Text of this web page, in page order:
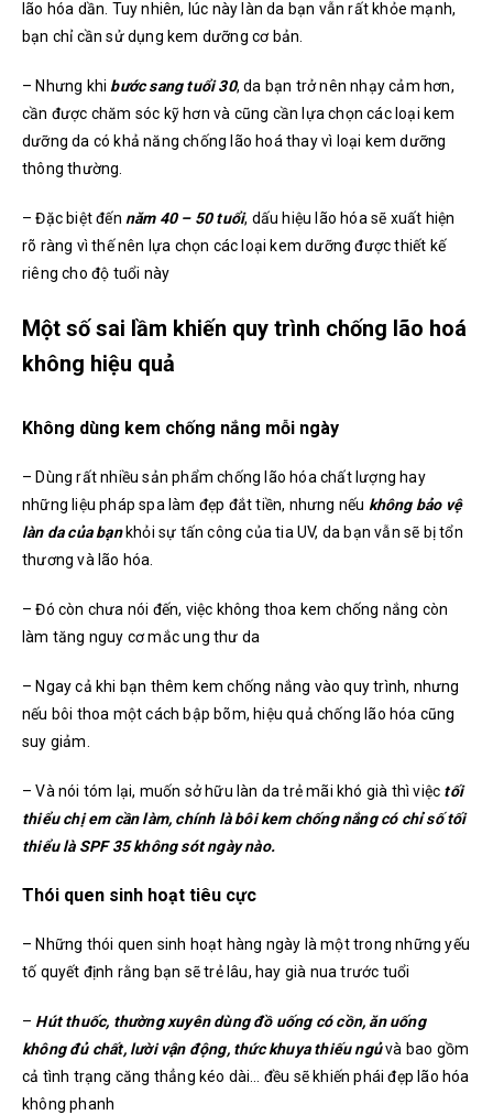
lão hóa dần. Tuy nhiên, lúc này làn da bạn vẫn rất khỏe mạnh,
bạn chỉ cần sử dụng kem dưỡng cơ bản.
– Nhưng khibước sang tuổi 30, da bạn trở nên nhạy cảm hơn,
cần được chăm sóc kỹ hơn và cũng cần lựa chọn các loại kem
dưỡng da có khả năng chống lão hoá thay vì loại kem dưỡng
thông thường.
– Đặc biệt đến năm 40 – 50 tuổi, dấu hiệu lão hóa sẽ xuất hiện
rõ ràng vì thế nên lựa chọn các loại kem dưỡng được thiết kế
riêng cho độ tuổi này
Một số sai lầm khiến quy trình chống lão hoá
không hiệu quả
Không dùng kem chống nắng mỗi ngày
– Dùng rất nhiều sản phẩm chống lão hóa chất lượng hay
những liệu pháp spa làm đẹp đắt tiền, nhưng nếu không bảo vệ
làn da của bạnkhỏi sự tấn công của tia UV, da bạn vẫn sẽ bị tổn
thương và lão hóa.
– Đó còn chưa nói đến, việc không thoa kem chống nắng còn
làm tăng nguy cơ mắc ung thư da
– Ngay cả khi bạn thêm kem chống nắng vào quy trình, nhưng
nếu bôi thoa một cách bập bõm, hiệu quả chống lão hóa cũng
suy giảm.
– Và nói tóm lại, muốn sở hữu làn da trẻ mãi khó già thì việc tối
thiểu chị em cần làm, chính là bôi kem chống nắng có chỉ số tối
thiểu là SPF 35 không sót ngày nào.
Thói quen sinh hoạt tiêu cực
– Những thói quen sinh hoạt hàng ngày là một trong những yếu
tố quyết định rằng bạn sẽ trẻ lâu, hay già nua trước tuổi
– Hút thuốc, thường xuyên dùng đồ uống có cồn, ăn uống
không đủ chất, lười vận động, thức khuya thiếu ngủvà bao gồm
cả tình trạng căng thẳng kéo dài… đều sẽ khiến phái đẹp lão hóa
không phanh